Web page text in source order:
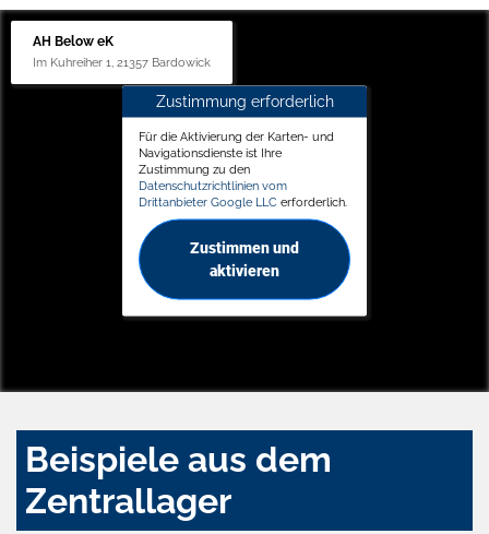
AH Below eK
Im Kuhreiher 1, 21357 Bardowick
Zustimmung erforderlich
Für die Aktivierung der Karten- und
Navigationsdienste ist Ihre
Zustimmung zu den
Datenschutzrichtlinien vom
Drittanbieter Google LLC erforderlich.
Zustimmen und
aktivieren
Beispiele aus dem
Zentrallager